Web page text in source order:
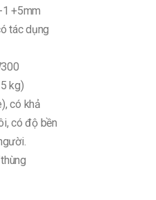
+5mm
tác dụng
kg)
có khả
có độ bền